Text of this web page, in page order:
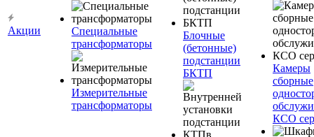
Акции
Специальные
трансформаторы
Измерительные
трансформаторы
Блочные
(бетонные)
подстанции
БКТП
Камеры
сборные
КСО